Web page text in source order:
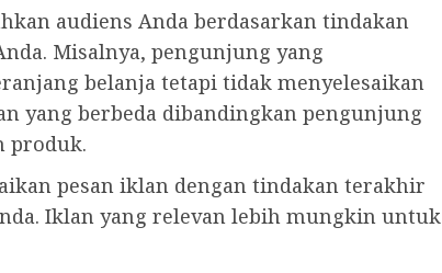
audiens Anda berdasarkan tindakan
Misalnya, pengunjung yang
belanja tetapi tidak menyelesaikan
yang berbeda dibandingkan pengunjung
produk.
pesan iklan dengan tindakan terakhir
Iklan yang relevan lebih mungkin untuk